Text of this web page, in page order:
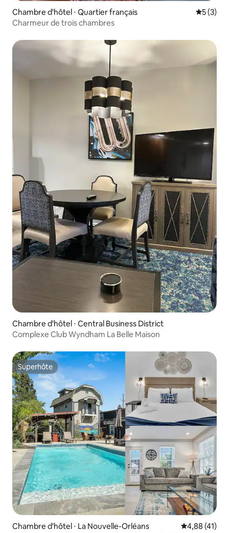
Chambre d'hôtel ⋅ Quartier français
5 (3)
Charmeur de trois chambres
Chambre d'hôtel ⋅ Central Business District
Complexe Club Wyndham La Belle Maison
Superhôte
Superhôte
Chambre d'hôtel ⋅ La Nouvelle-Orléans Évaluation
4,88 (41)